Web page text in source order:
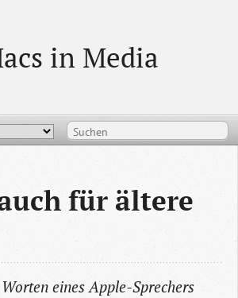
in Media
für ältere
eines Apple-Sprechers